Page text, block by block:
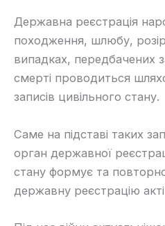
​Державна реєстрація
походження, шлюбу,
випадках, передбачених
смерті проводиться
записів цивільного стану.
​Саме на підставі таких
орган державної
стану формує та
державну реєстрацію